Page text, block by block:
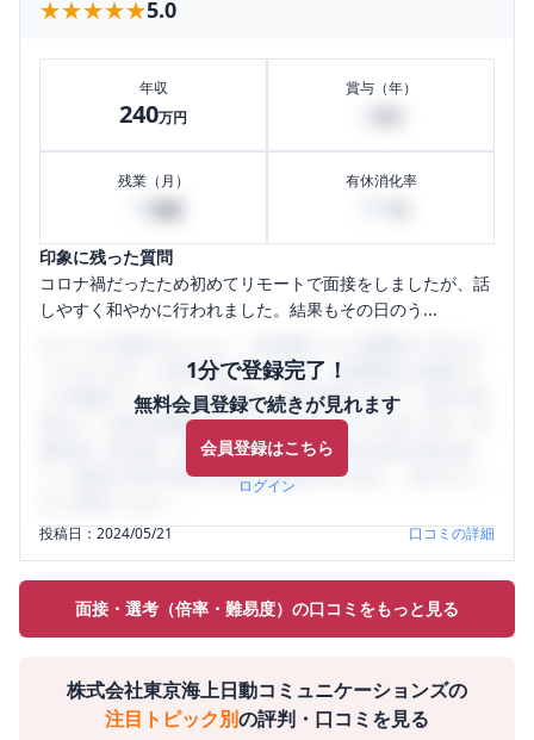
★★★★★
★★★★★5.0
年収
240万円
賞与（年）
残業（月） 有休消化率
印象に残った質問
コロナ禍だったため初めてリモートで面接をしましたが、話
しやすく和やかに行われました。結果もその日のう...
1分で登録完了！
無料会員登録で続きが見れます
会員登録はこちら
ログイン
うになります。SHEHUB(シーハブ)は、女性限定の企業口コ
ミの投稿サイトです。給与面・女性の働きやすさ・会社の評
判など、女性の転職は気にすべき点がたくさんあります。先
輩社員（元社員）の口コミを通して、本当の会社の姿を知
り、将来の不安や現在の悩みを解消するために、ぜひサイト
投稿日：2024/05/21 口コミの詳細
面接・選考（倍率・難易度）の口コミをもっと見る
株式会社東京海上日動コミュニケーションズの
注目トピック別の評判・口コミを見る